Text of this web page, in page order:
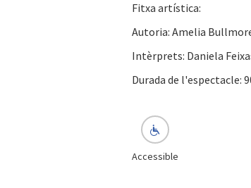
Fitxa artística:
Autoria: Amelia
Intèrprets: Daniela
Durada de l'espectacle:
Accessible